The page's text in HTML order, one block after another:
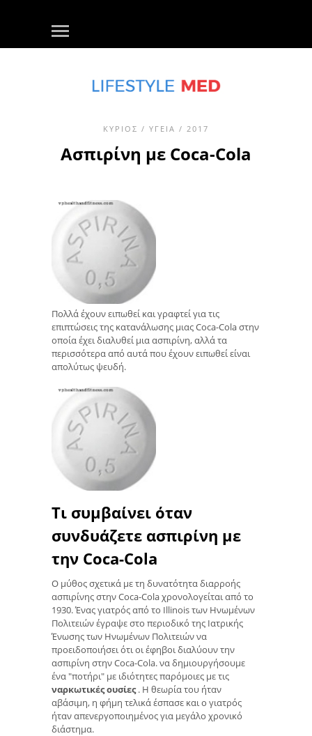
ΚΎΡΙΟΣ / ΥΓΕΊΑ / 2017
Ασπιρίνη με Coca-Cola
Πολλά έχουν ειπωθεί και γραφτεί για τις
επιπτώσεις της κατανάλωσης μιας Coca-Cola στην
οποία έχει διαλυθεί μια ασπιρίνη, αλλά τα
περισσότερα από αυτά που έχουν ειπωθεί είναι
απολύτως ψευδή.
Τι συμβαίνει όταν
συνδυάζετε ασπιρίνη με
την Coca-Cola
Ο μύθος σχετικά με τη δυνατότητα διαρροής
ασπιρίνης στην Coca-Cola χρονολογείται από το
1930. Ένας γιατρός από το Illinois των Ηνωμένων
Πολιτειών έγραψε στο περιοδικό της Ιατρικής
Ένωσης των Ηνωμένων Πολιτειών να
προειδοποιήσει ότι οι έφηβοι διαλύουν την
ασπιρίνη στην Coca-Cola. να δημιουργήσουμε
ένα "ποτήρι" με ιδιότητες παρόμοιες με τις
ναρκωτικές ουσίες. Η θεωρία του ήταν
αβάσιμη, η φήμη τελικά έσπασε και ο γιατρός
ήταν απενεργοποιημένος για μεγάλο χρονικό
διάστημα.